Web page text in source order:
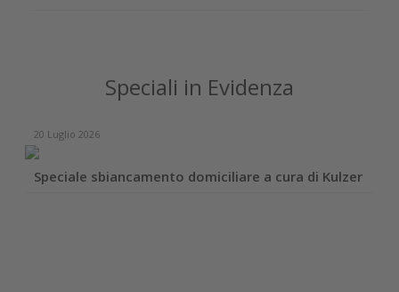
Speciali in Evidenza
20 Luglio 2026
Speciale sbiancamento domiciliare a cura di Kulzer